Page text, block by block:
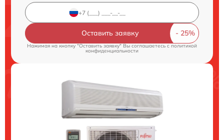
Оставить заявку
Нажимая на кнопку "Оставить заявку" Вы соглашаетесь cполитикой
конфиденциальности